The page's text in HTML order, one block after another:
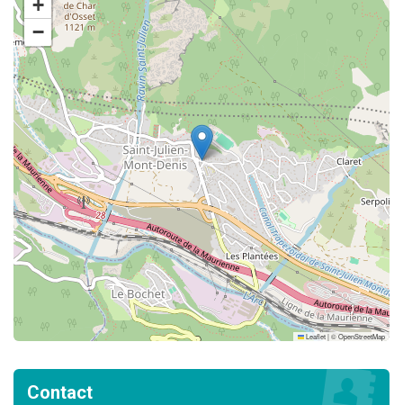
+
−
Leaflet|©OpenStreetMap
Contact